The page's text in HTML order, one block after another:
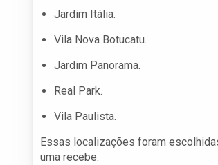
Jardim Itália.
Vila Nova Botucatu.
Jardim Panorama.
Real Park.
Vila Paulista.
Essas localizações foram
uma recebe.